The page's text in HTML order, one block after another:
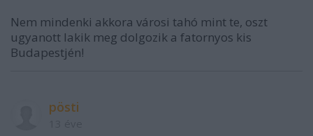
Nem mindenki akkora városi tahó mint te, oszt
ugyanott lakik meg dolgozik a fatornyos kis
Budapestjén!
pösti